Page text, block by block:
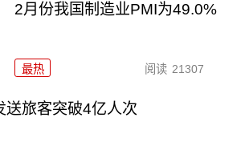
2月份我国制造业PMI为49.0%
最热 阅读 21307
送旅客突破4亿人次